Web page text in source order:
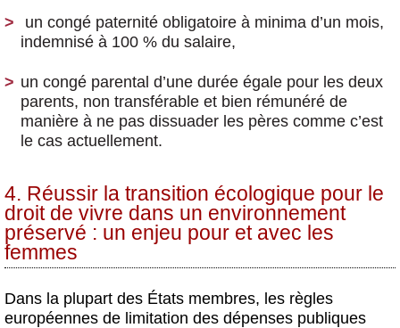
un congé paternité obligatoire à minima d’un mois,
indemnisé à 100 % du salaire,
un congé parental d’une durée égale pour les deux
parents, non transférable et bien rémunéré de
manière à ne pas dissuader les pères comme c’est
le cas actuellement.
4. Réussir la transition écologique pour le
droit de vivre dans un environnement
préservé : un enjeu pour et avec les
femmes
Dans la plupart des États membres, les règles
européennes de limitation des dépenses publiques